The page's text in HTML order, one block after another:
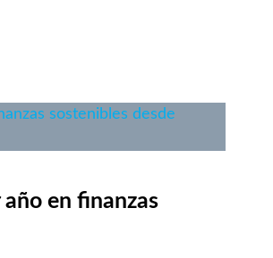
en finanzas